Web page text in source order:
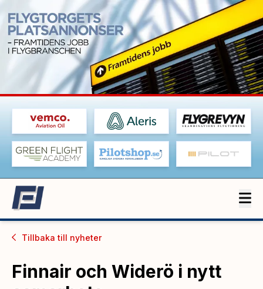
Tillbaka till nyheter
Finnair och Widerö i nytt